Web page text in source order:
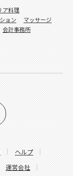
ヘルプ
運営会社
ア料理
ョン
マッサージ
会計事務所